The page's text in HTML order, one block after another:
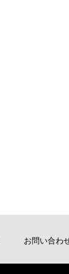
お問い合わ